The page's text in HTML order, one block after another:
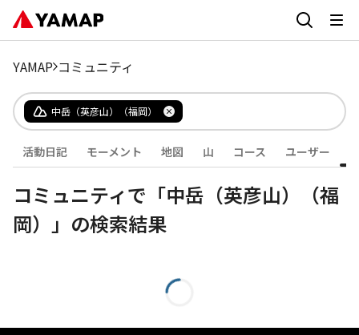
YAMAP コミュニティ
中岳（英彦山）（福岡）
活動日記 モーメント 地図 山 コース ユーザー
コミュニティで「中岳（英彦山）（福
岡）」の検索結果